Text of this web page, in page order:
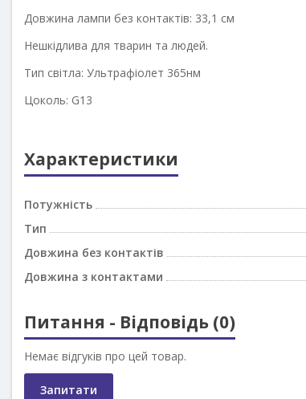
Довжина лампи без контактів: 33,1 см
Нешкідлива для тварин та людей.
Тип світла: Ультрафіолет 365нм
Цоколь: G13
Характеристики
Потужність
Тип
Довжина без контактів
Довжина з контактами
Питання - Відповідь (0)
Немає відгуків про цей товар.
Запитати